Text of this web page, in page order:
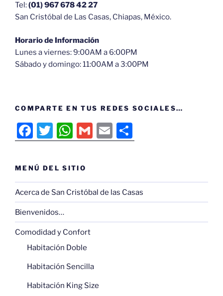
Tel:(01) 967 678 42 27
San Cristóbal de Las Casas, Chiapas, México.
Horario de Información
Lunes a viernes: 9:00AM a 6:00PM
Sábado y domingo: 11:00AM a 3:00PM
COMPARTE EN TUS REDES SOCIALES…
F
a
c
e
b
o
o
k
T
w
itt
er
W
h
at
s
A
p
G
m
l
E
m
l
o
p
ar
MENÚ DEL SITIO
Acerca de San Cristóbal de las Casas
Bienvenidos…
Comodidad y Confort
Habitación Doble
Habitación Sencilla
Habitación King Size